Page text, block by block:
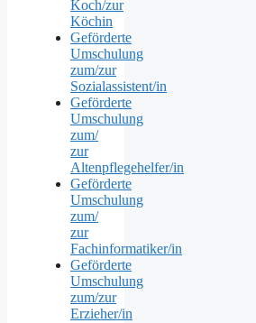
Koch/zur
Köchin
Geförderte
Umschulung
zum/zur
Sozialassistent/in
Geförderte
Umschulung
zum/
zur
Altenpflegehelfer/in
Geförderte
Umschulung
zum/
zur
Fachinformatiker/in
Geförderte
Umschulung
zum/zur
Erzieher/in